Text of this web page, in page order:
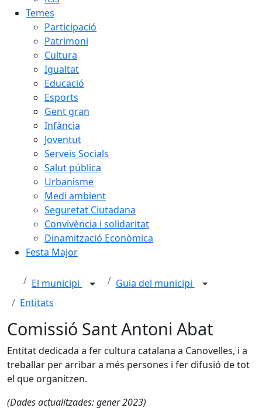
Temes
Participació
Patrimoni
Cultura
Igualtat
Educació
Esports
Gent gran
Infància
Joventut
Serveis Socials
Salut pública
Urbanisme
Medi ambient
Seguretat Ciutadana
Convivència i solidaritat
Dinamització Econòmica
Festa Major
El municipi
Guia del municipi
Entitats
Comissió Sant Antoni Abat
Entitat dedicada a fer cultura catalana a Canovelles, i a
treballar per arribar a més persones i fer difusió de tot
el que organitzen.
(Dades actualitzades: gener 2023)